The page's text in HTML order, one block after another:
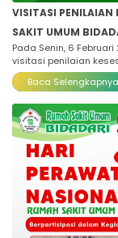
VISITASI PENILAIAN
SAKIT UMUM
Pada Senin, 6
visitasi penilaian
Baca Selengkapnya